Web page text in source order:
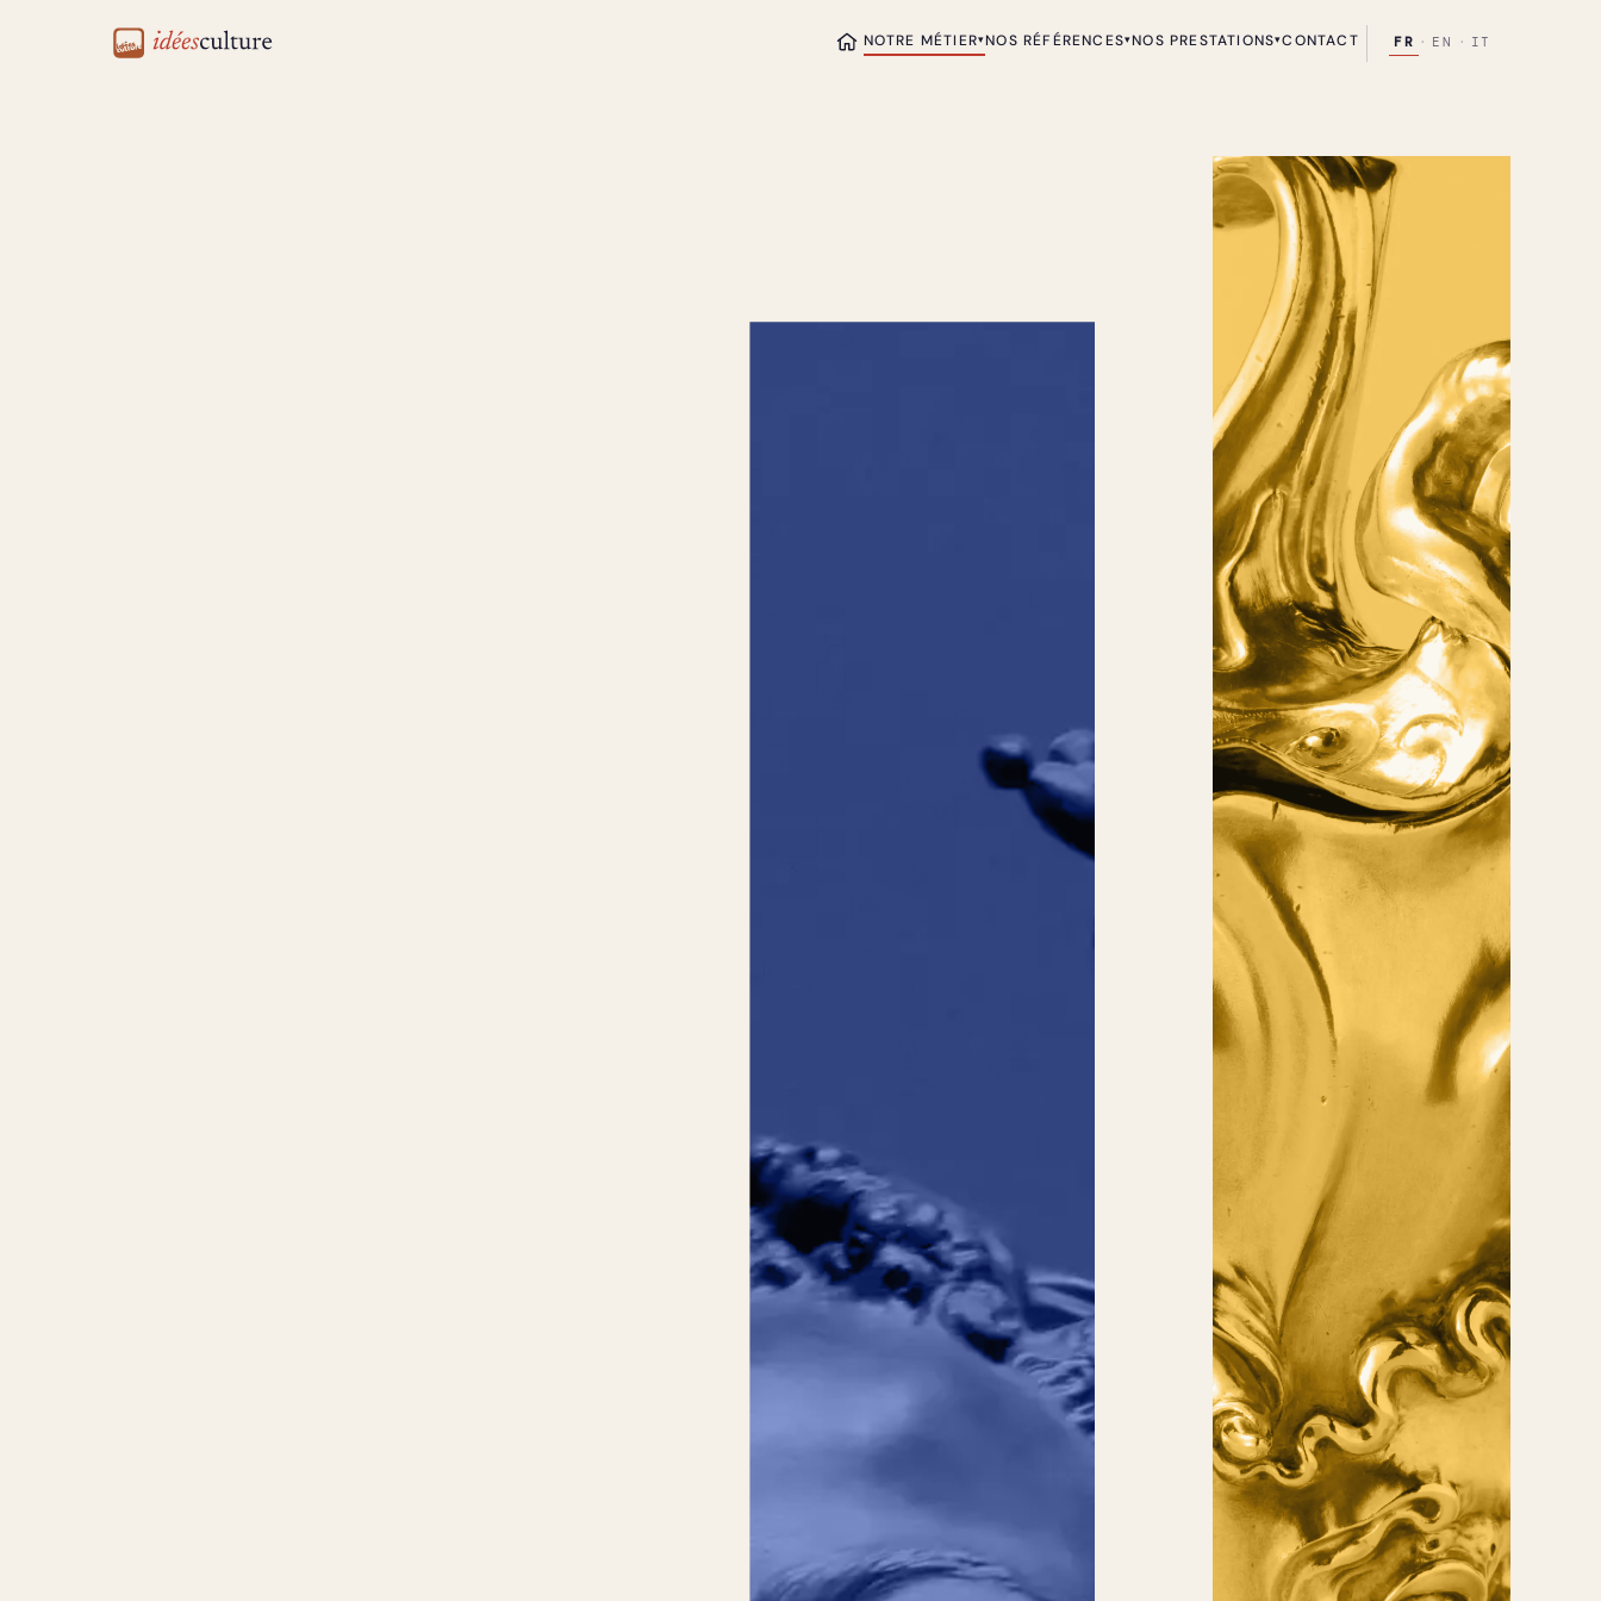
idéesculture NOTRE MÉTIER▾NOS RÉFÉRENCES▾NOS PRESTATIONS▾CONTACT FR · EN · IT